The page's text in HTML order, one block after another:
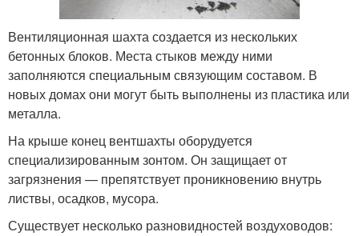
Вентиляционная шахта создается из нескольких
бетонных блоков. Места стыков между ними
заполняются специальным связующим составом. В
новых домах они могут быть выполнены из пластика или
металла.
На крыше конец вентшахты оборудуется
специализированным зонтом. Он защищает от
загрязнения — препятствует проникновению внутрь
листвы, осадков, мусора.
Существует несколько разновидностей воздуховодов: